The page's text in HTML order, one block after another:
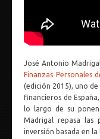
José Antonio
Finanzas Personales
(edición 2015), uno
financieros de
lo largo de su
Madrigal repasa las
inversión basada en